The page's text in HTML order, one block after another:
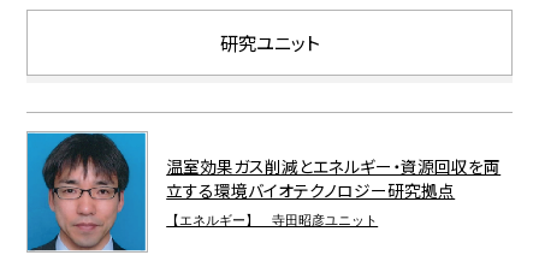
研究ユニット
温室効果ガス削減とエネルギー・資源回収を両
立する環境バイオテクノロジー研究拠点
【エネルギー】 寺田昭彦ユニット